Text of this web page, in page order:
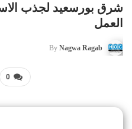
شرق بورسعيد لجذب
العمل
By Nagwa Ragab
0